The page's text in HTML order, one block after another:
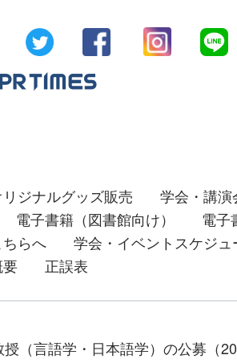
ジナルグッズ販売
学会・講演
電子書籍（図書館向け）
電子
らへ
学会・イベントスケジュ
正誤表
（言語学・日本語学）の公募（